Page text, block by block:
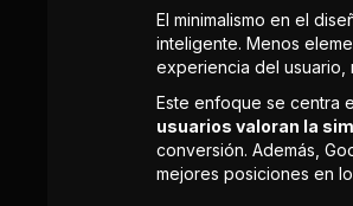
El minimalismo en el
inteligente. Menos
experiencia del usuario,
Este enfoque se centra
usuarios valoran la
conversión. Además,
mejores posiciones en